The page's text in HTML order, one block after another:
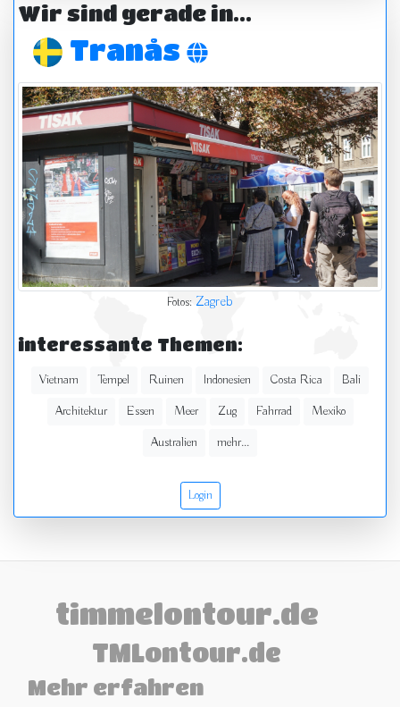
Wir sind gerade in...
Tranås
Fotos: Zagreb
interessante Themen:
Vietnam Tempel Ruinen Indonesien Costa Rica
Bali
Architektur
Essen Meer Zug Fahrrad
Mexiko
Australien
mehr...
Login
timmelontour.de
TMLontour.de
Mehr erfahren